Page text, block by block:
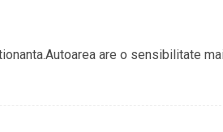
are o sensibilitate